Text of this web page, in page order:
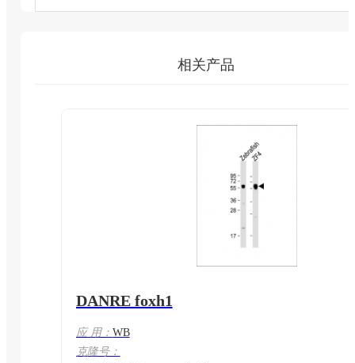
相关产品
DANRE foxh1
应 用： WB
克隆号：